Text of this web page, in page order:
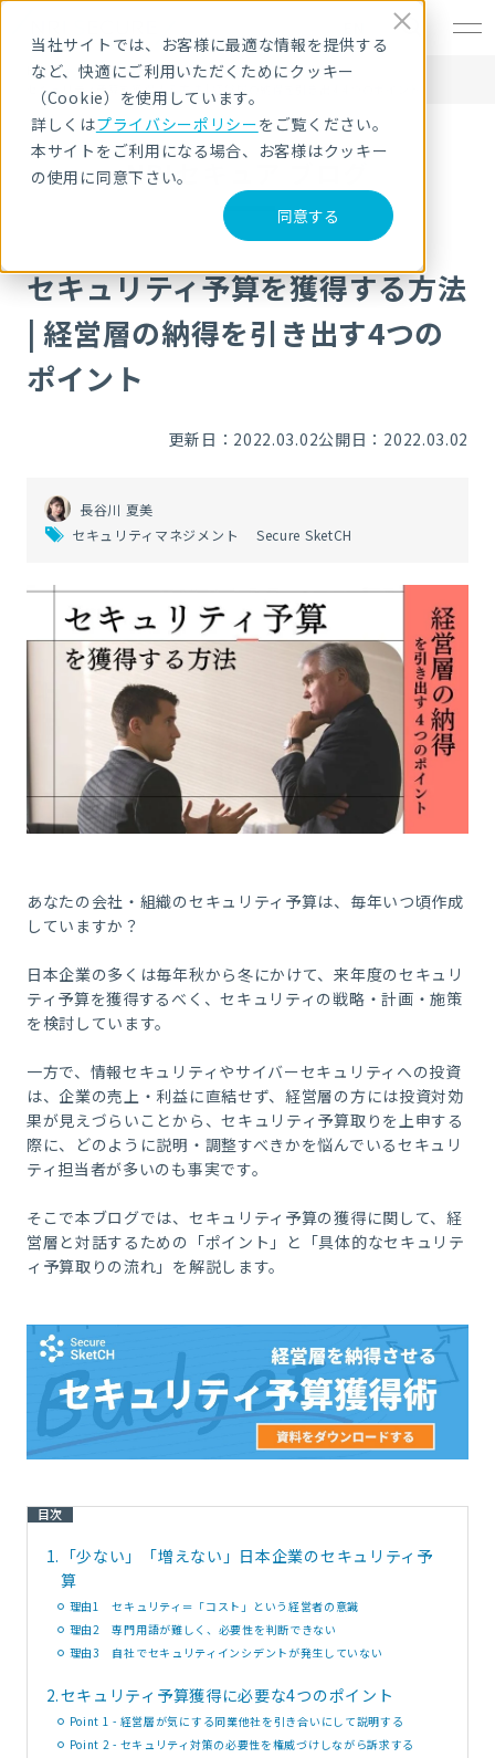
当社サイトでは、お客様に最適な情報を提供する
など、快適にご利用いただくためにクッキー
（Cookie）を使用しています。
詳しくはプライバシーポリシーをご覧ください。
本サイトをご利用になる場合、お客様はクッキー
の使用に同意下さい。
同意する
HOME
NRIセキュア ブログ
セキュリティ予算を獲得する方法 | 経営層の納得を引き出す4つのポイント
NRIセキュア ブログ
セキュリティ予算を獲得する方法
| 経営層の納得を引き出す4つの
ポイント
更新日：2022.03.02公開日：2022.03.02
長谷川 夏美
セキュリティマネジメント
Secure SketCH
あなたの会社・組織のセキュリティ予算は、毎年いつ頃作成
していますか？
日本企業の多くは毎年秋から冬にかけて、来年度のセキュリ
ティ予算を獲得するべく、セキュリティの戦略・計画・施策
を検討しています。
一方で、情報セキュリティやサイバーセキュリティへの投資
は、企業の売上・利益に直結せず、経営層の方には投資対効
果が見えづらいことから、セキュリティ予算取りを上申する
際に、どのように説明・調整すべきかを悩んでいるセキュリ
ティ担当者が多いのも事実です。
そこで本ブログでは、セキュリティ予算の獲得に関して、経
営層と対話するための「ポイント」と「具体的なセキュリテ
ィ予算取りの流れ」を解説します。
目次
1. 「少ない」「増えない」日本企業のセキュリティ予
算
理由1 セキュリティ＝「コスト」という経営者の意識
理由2 専門用語が難しく、必要性を判断できない
理由3 自社でセキュリティインシデントが発生していない
2.セキュリティ予算獲得に必要な4つのポイント
Point 1 - 経営層が気にする同業他社を引き合いにして説明する
Point 2 - セキュリティ対策の必要性を権威づけしながら訴求する